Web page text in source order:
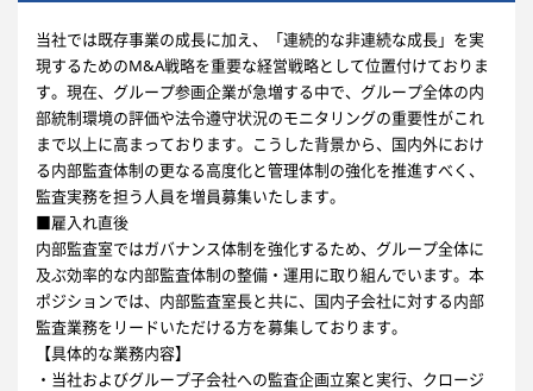
当社では既存事業の成長に加え、「連続的な非連続な成長」を実
現するためのM&A戦略を重要な経営戦略として位置付けておりま
す。現在、グループ参画企業が急増する中で、グループ全体の内
部統制環境の評価や法令遵守状況のモニタリングの重要性がこれ
まで以上に高まっております。こうした背景から、国内外におけ
る内部監査体制の更なる高度化と管理体制の強化を推進すべく、
監査実務を担う人員を増員募集いたします。
■雇入れ直後
内部監査室ではガバナンス体制を強化するため、グループ全体に
及ぶ効率的な内部監査体制の整備・運用に取り組んでいます。本
ポジションでは、内部監査室長と共に、国内子会社に対する内部
監査業務をリードいただける方を募集しております。
【具体的な業務内容】
・当社およびグループ子会社への監査企画立案と実行、クロージ